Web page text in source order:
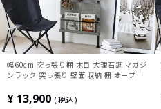
幅60cm 突っ張り棚 木目 大理石調 マガジ
ンラック 突っ張り 壁面 収納 棚 オープン
ォールシェルフ 間仕切り おしゃれ リビン
グ収納
¥ 13,900 税込